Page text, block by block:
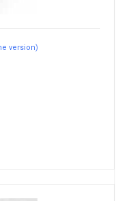
version)